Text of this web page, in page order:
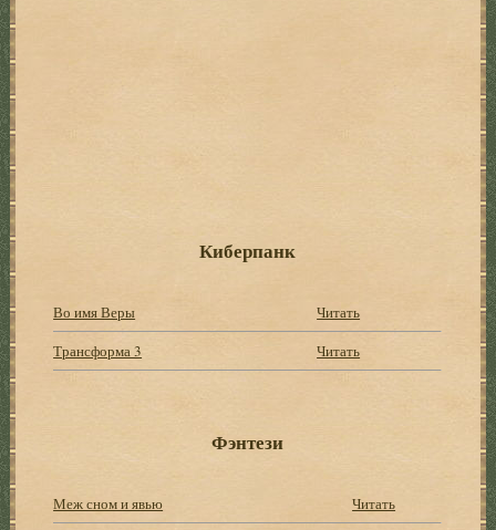
Киберпанк
Во имя Веры
Читать
Трансформа 3
Читать
Фэнтези
Меж сном и явью Читать